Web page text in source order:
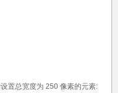
置总宽度为 250 像素的元素: